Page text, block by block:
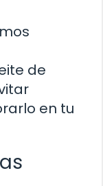
de
en tu